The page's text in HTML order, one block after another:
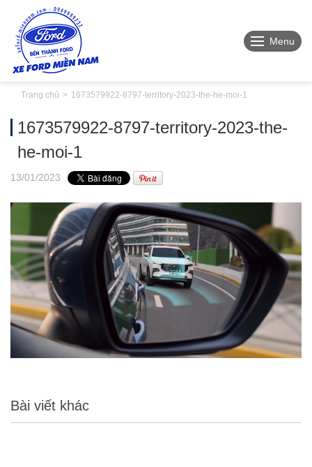
Menu
Trang chủ 1673579922-8797-territory-2023-the-he-moi-1
1673579922-8797-territory-2023-the-
he-moi-1
13/01/2023
Bài viết khác